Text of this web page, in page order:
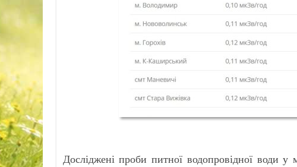
Досліджені проби питної водопровідної води